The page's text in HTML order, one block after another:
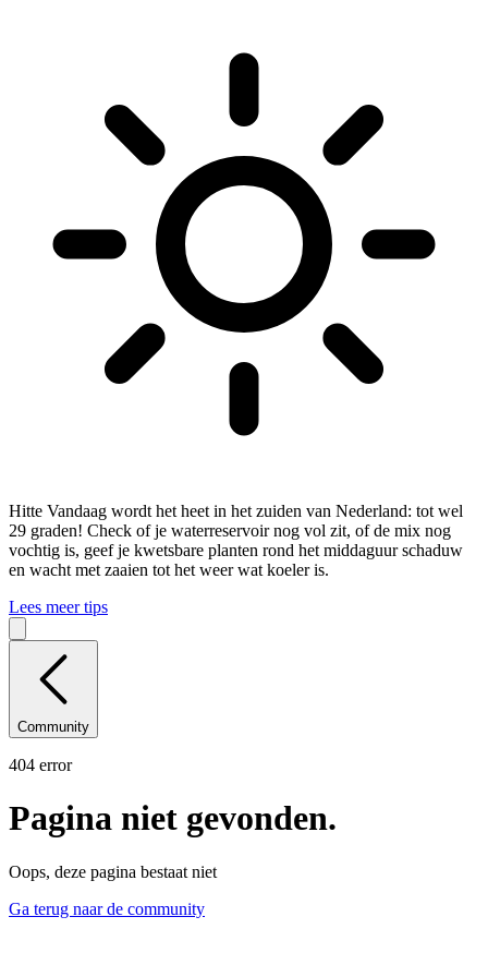
Hitte Vandaag wordt het heet in het zuiden van Nederland: tot wel
29 graden! Check of je waterreservoir nog vol zit, of de mix nog
vochtig is, geef je kwetsbare planten rond het middaguur schaduw
en wacht met zaaien tot het weer wat koeler is.
Lees meer tips
Community
404 error
Pagina niet gevonden.
Oops, deze pagina bestaat niet
Ga terug naar de community